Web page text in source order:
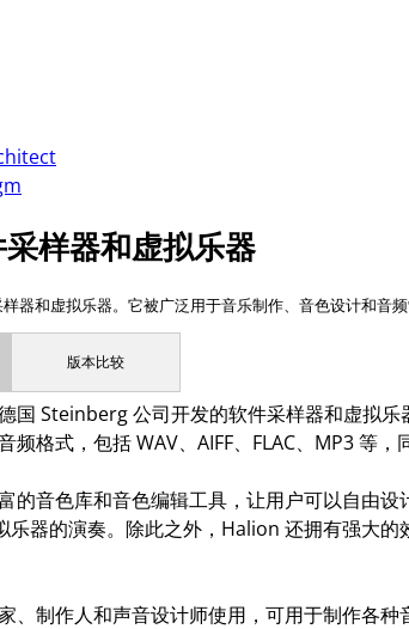
样器和虚拟乐器
版本比较
国 Steinberg 公司开发的软件采样器和虚拟乐
频格式，包括 WAV、AIFF、FLAC、MP3 等，
的音色库和音色编辑工具，让用户可以自由
乐器的演奏。除此之外，Halion 还拥有强大
、制作人和声音设计师使用，可用于制作各